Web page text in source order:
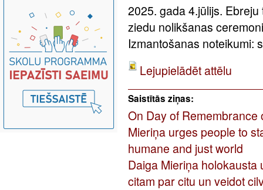
2025. gada 4.jūlijs.
ziedu nolikšanas
Izmantošanas noteikumi:
Lejupielādēt attēlu
Saistītās ziņas:
On Day of Remembrance
Mieriņa urges people to
humane and just world
Daiga Mieriņa
citam par citu un veidot